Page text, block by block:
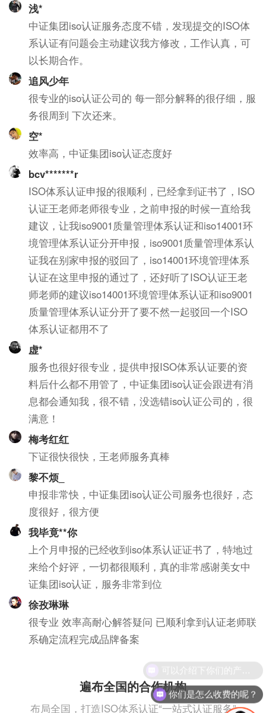
浅*
中证集团iso认证服务态度不错，发现提交的ISO体
系认证有问题会主动建议我方修改，工作认真，可
以长期合作。
追风少年
很专业的iso认证公司的 每一部分解释的很仔细，服
务很周到 下次还来。
空*
效率高，中证集团iso认证态度好
bcv*******r
ISO体系认证申报的很顺利，已经拿到证书了，ISO
认证王老师老师很专业，之前申报的时候一直给我
建议，让我iso9001质量管理体系认证和iso14001环
境管理体系认证分开申报，iso9001质量管理体系认
证我在别家申报的驳回了，iso14001环境管理体系
认证在这里申报的通过了，还好听了ISO认证王老
师老师的建议iso14001环境管理体系认证和iso9001
质量管理体系认证分开了要不然一起驳回一个ISO
体系认证都用不了
虚*
服务也很好很专业，提供申报ISO体系认证要的资
料后什么都不用管了，中证集团iso认证会跟进有消
息都会通知我，很不错，没选错iso认证公司的，很
满意！
梅考红红
下证很快很快，王老师服务真棒
黎不烦_
申报非常快，中证集团iso认证公司服务也很好，态
度很好，很方便
我毕竟**你
上个月申报的已经收到iso体系认证证书了，特地过
来给个好评，一切都很顺利，真的非常感谢美女中
证集团iso认证，服务非常到位
徐孜琳琳
很专业 效率高耐心解答疑问 已顺利拿到认证老师联
系确定流程完成品牌备案
遍布全国的合作机构
布局全国，打造ISO体系认证“一站式认证服务”
你们是怎么收费的呢？